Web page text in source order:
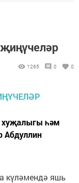
1265 0 0
хуҗалыгы һәм
Абдуллин
күләмендә яшь